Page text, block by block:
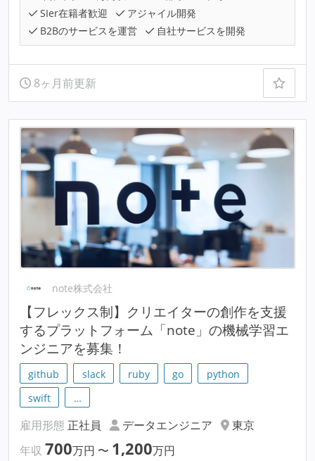
SIer在籍者歓迎
アジャイル開発
B2Bのサービスを運営
自社サービスを開発
8ヶ月前更新
note株式会社
【フレックス制】クリエイターの創作を支援
するプラットフォーム「note」の機械学習エ
ンジニアを募集！
github slack ruby go
python
swift
…
雇用形態 正社員 データエンジニア
東京
年収 700万円 〜 1,200万円